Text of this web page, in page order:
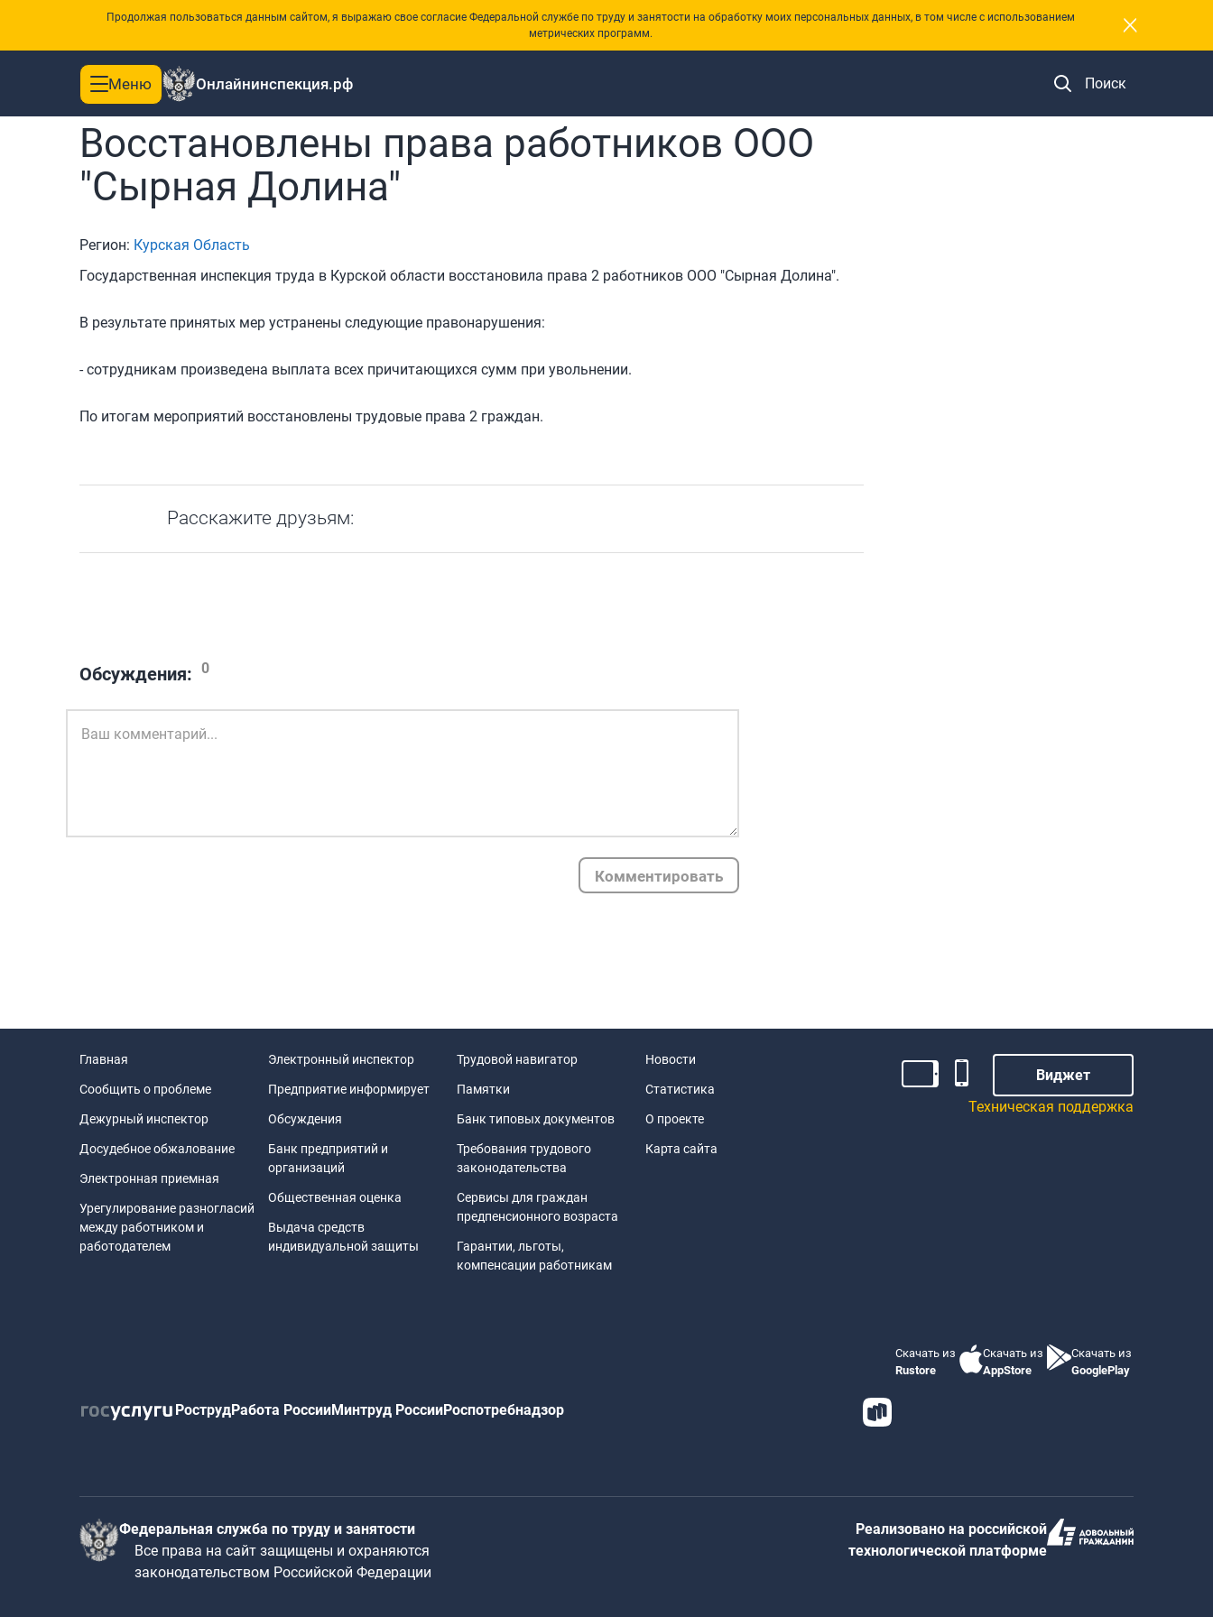
Продолжая пользоваться данным сайтом, я выражаю свое согласие Федеральной службе по труду и занятости на обработку моих персональных данных, в том числе с использованием
метрических программ.
×
Toggle
navigation
Меню Онлайнинспекция.рф Поиск
Главная |Новости
Восстановлены права работников ООО
"Сырная Долина"
Регион: Курская Область
Государственная инспекция труда в Курской области восстановила права 2 работников ООО "Сырная Долина".
В результате принятых мер устранены следующие правонарушения:
- сотрудникам произведена выплата всех причитающихся сумм при увольнении.
По итогам мероприятий восстановлены трудовые права 2 граждан.
Расскажите друзьям:
Обсуждения: 0
Комментировать
Главная
Сообщить о проблеме
Дежурный инспектор
Досудебное обжалование
Электронная приемная
Урегулирование разногласий
между работником и
работодателем
Электронный инспектор
Предприятие информирует
Обсуждения
Банк предприятий и
организаций
Общественная оценка
Выдача средств
индивидуальной защиты
Трудовой навигатор
Памятки
Банк типовых документов
Требования трудового
законодательства
Сервисы для граждан
предпенсионного возраста
Гарантии, льготы,
компенсации работникам
Новости
Статистика
О проекте
Карта сайта
Виджет
Техническая поддержка
РострудРабота РоссииМинтруд РоссииРоспотребнадзор
Скачать из
Rustore
Скачать из
AppStore
Скачать из
GooglePlay
Федеральная служба по труду и занятости
Все права на сайт защищены и охраняются
законодательством Российской Федерации
Реализовано на российской
технологической платформе